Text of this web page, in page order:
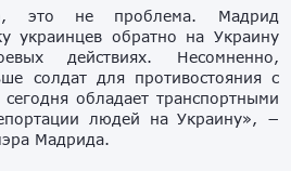
это не проблема. Мадрид
украинцев обратно на Украину
действиях. Несомненно,
солдат для противостояния с
обладает транспортными
людей на Украину», −
Мадрида.